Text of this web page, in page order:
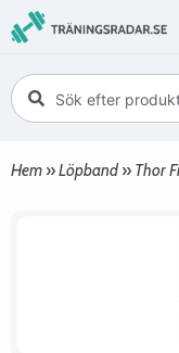
Hem »Löpband » Thor